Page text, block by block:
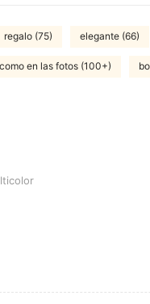
regalo (75) elegante (66)
como en las fotos (100+)